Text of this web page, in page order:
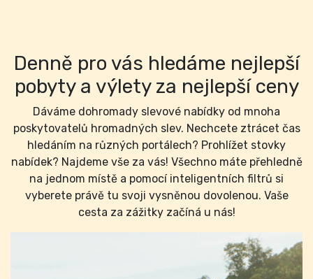
Denně pro vás hledáme nejlepší
pobyty a výlety za nejlepší ceny
Dáváme dohromady slevové nabídky od mnoha
poskytovatelů hromadných slev. Nechcete ztrácet čas
hledáním na různých portálech? Prohlížet stovky
nabídek? Najdeme vše za vás! Všechno máte přehledně
na jednom místě a pomocí inteligentních filtrů si
vyberete právě tu svoji vysněnou dovolenou. Vaše
cesta za zážitky začíná u nás!